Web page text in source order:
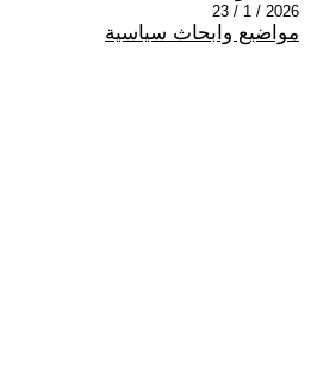
2026 / 1 / 23
مواضيع وابحاث سياسية